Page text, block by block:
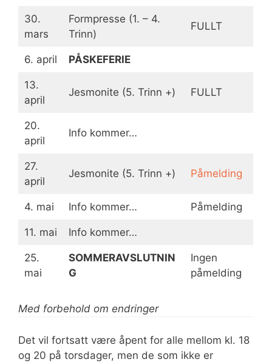
30.
mars
Formpresse (1. – 4.
Trinn)
FULLT
6. april PÅSKEFERIE
13.
april
Jesmonite (5. Trinn +) FULLT
20.
april
Info kommer…
27.
april
Jesmonite (5. Trinn +) Påmelding
4. mai Info kommer… Påmelding
11. mai Info kommer…
25.
mai
SOMMERAVSLUTNIN
G
Ingen
påmelding
Med forbehold om endringer
Det vil fortsatt være åpent for alle mellom kl. 18
og 20 på torsdager, men de som ikke er